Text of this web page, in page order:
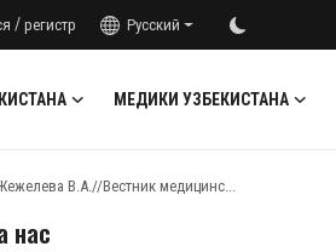
/ регистр Русский
МЕДИКИ УЗБЕКИСТАНА
В.А.//Вестник медицинс...
нас